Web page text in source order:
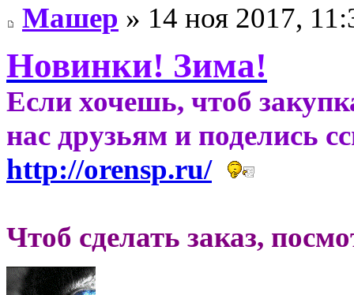
Машер » 14 ноя 2017,
Новинки! Зима!
Если хочешь, чтоб
нас друзьям и поделись
http://orensp.ru/
Чтоб сделать заказ,